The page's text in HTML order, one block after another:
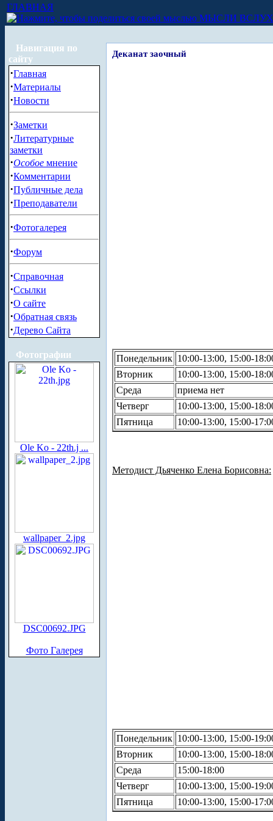
ГЛАВНАЯ
МЫСЛИ ВСЛУХ
Навигация по
сайту
·Главная
·Материалы
·Новости
·Заметки
·Литературные
заметки
·Особое мнение
·Комментарии
·Публичные дела
·Преподаватели
·Фотогалерея
·Форум
·Справочная
·Ссылки
·О сайте
·Обратная связь
·Дерево Сайта
Фотографии
Ole Ko - 22th.j ...
wallpaper_2.jpg
DSC00692.JPG
Фото Галерея
Деканат заочный
Понедельник 10:00-13:00, 15:00-
Вторник
10:00-13:00, 15:00-
Среда
приема нет
Четверг
10:00-13:00, 15:00-
Пятница
10:00-13:00, 15:00-
Методист Дьяченко Елена Борисовна:
Понедельник 10:00-13:00, 15:00-
Вторник
10:00-13:00, 15:00-
Среда
15:00-18:00
Четверг
10:00-13:00, 15:00-
Пятница
10:00-13:00, 15:00-